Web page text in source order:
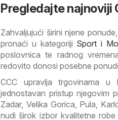
Pregledajte najnoviji
Zahvaljujući širini njene
pronaći u kategoriji Sport i
poslovnica te radnog
redovito donosi posebne
CCC upravlja trgovinama u
jednostavan pristup njegovim
Zadar, Velika Gorica, Pula,
nudi širok izbor kvalitetne